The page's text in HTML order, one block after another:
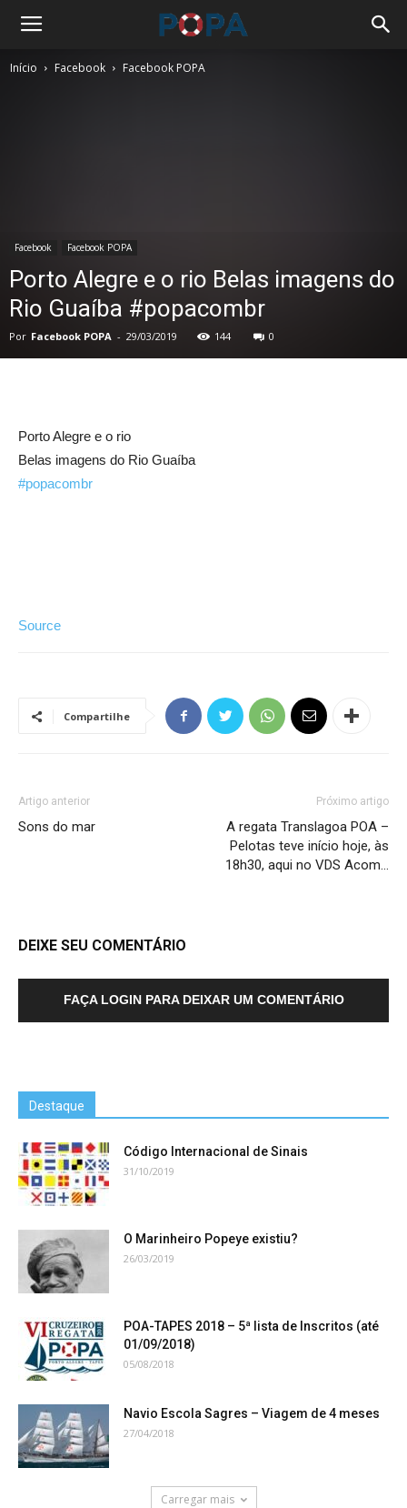
Início Facebook Facebook POPA
Facebook Facebook POPA
Porto Alegre e o rio Belas imagens do
Rio Guaíba #popacombr
Por Facebook POPA - 29/03/2019 144 0
Porto Alegre e o rio
Belas imagens do Rio Guaíba
#popacombr
Source
Compartilhe
Artigo anterior
Sons do mar
Próximo artigo
A regata Translagoa POA –
Pelotas teve início hoje, às
18h30, aqui no VDS Acom…
DEIXE SEU COMENTÁRIO
FAÇA LOGIN PARA DEIXAR UM COMENTÁRIO
Destaque
Código Internacional de Sinais
31/10/2019
O Marinheiro Popeye existiu?
26/03/2019
POA-TAPES 2018 – 5ª lista de Inscritos (até
01/09/2018)
05/08/2018
Navio Escola Sagres – Viagem de 4 meses
27/04/2018
Carregar mais